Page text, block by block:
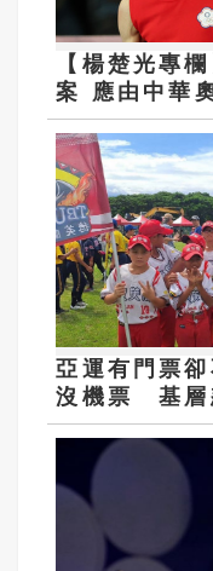
【楊楚光專
案 應由中華
亞運有門票
沒機票 基層